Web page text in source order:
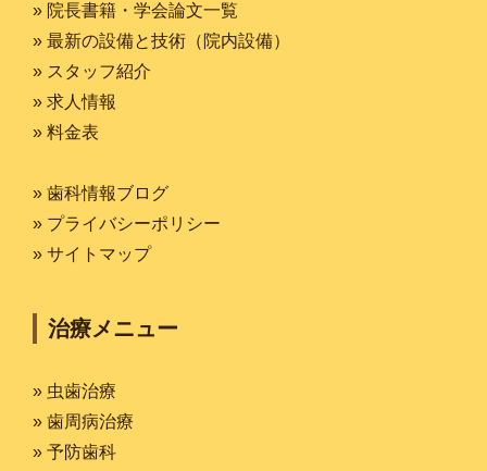
» 院長書籍・学会論文一覧
» 最新の設備と技術（院内設備）
» スタッフ紹介
» 求人情報
» 料金表
» 歯科情報ブログ
» プライバシーポリシー
» サイトマップ
治療メニュー
» 虫歯治療
» 歯周病治療
» 予防歯科